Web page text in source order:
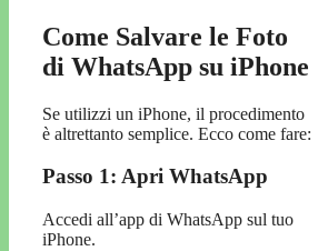
Come Salvare le Foto
di WhatsApp su iPhone
Se utilizzi un iPhone, il procedimento
è altrettanto semplice. Ecco come fare:
Passo 1: Apri WhatsApp
Accedi all’app di WhatsApp sul tuo
iPhone.